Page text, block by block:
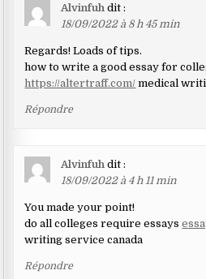
Alvinfuh dit :
18/09/2022 à 8 h 45 min
Regards! Loads of tips.
how to write a good essay for
https://altertraff.com/ medical
Répondre
Alvinfuh dit :
18/09/2022 à 4 h 11 min
You made your point!
do all colleges require essays
writing service canada
Répondre